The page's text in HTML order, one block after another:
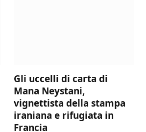
Gli uccelli di carta di
Mana Neystani,
vignettista della stampa
iraniana e rifugiata in
Francia